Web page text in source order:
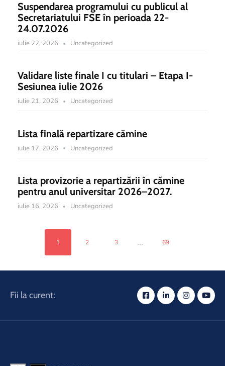
Suspendarea programului cu publicul al
Secretariatului FSE în perioada 22-
24.07.2026
iulie 22, 2026 Uncategorized
Validare liste finale I cu titulari – Etapa I-
Sesiunea iulie 2026
iulie 21, 2026 Uncategorized
Lista finală repartizare cămine
iulie 17, 2026 Uncategorized
Lista provizorie a repartizării în cămine
pentru anul universitar 2026–2027.
iulie 16, 2026 Uncategorized
1 2 3 ... 69
Fii la curent: